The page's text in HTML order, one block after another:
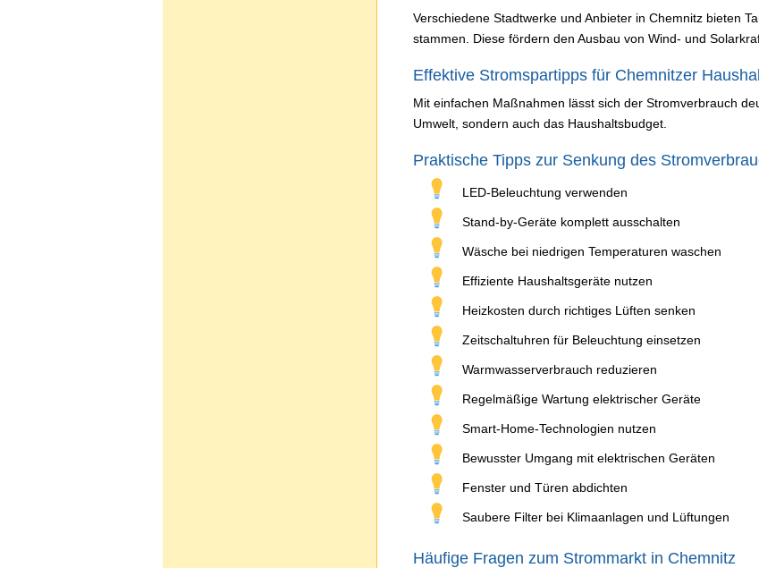
Verschiedene Stadtwerke und Anbieter in Chemnitz bieten
stammen. Diese fördern den Ausbau von Wind- und
Effektive Stromspartipps für Chemnitzer
Mit einfachen Maßnahmen lässt sich der Stromverbrauch
Umwelt, sondern auch das Haushaltsbudget.
Praktische Tipps zur Senkung des
LED-Beleuchtung verwenden
Stand-by-Geräte komplett ausschalten
Wäsche bei niedrigen Temperaturen waschen
Effiziente Haushaltsgeräte nutzen
Heizkosten durch richtiges Lüften senken
Zeitschaltuhren für Beleuchtung einsetzen
Warmwasserverbrauch reduzieren
Regelmäßige Wartung elektrischer Geräte
Smart-Home-Technologien nutzen
Bewusster Umgang mit elektrischen Geräten
Fenster und Türen abdichten
Saubere Filter bei Klimaanlagen und Lüftungen
Häufige Fragen zum Strommarkt in Chemnitz